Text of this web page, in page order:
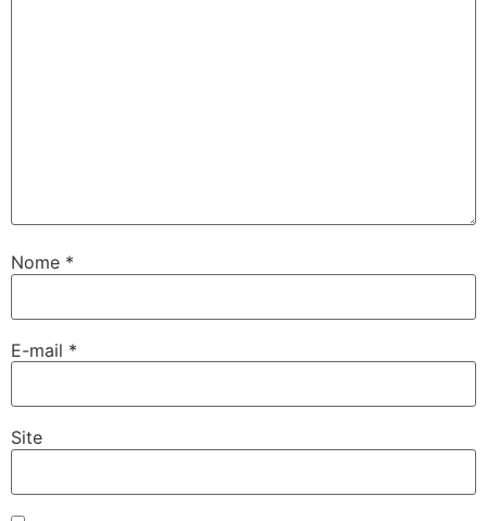
Nome *
E-mail *
Site